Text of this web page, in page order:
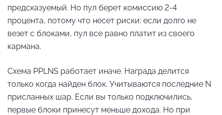
предсказуемый. Но пул берет комиссию 2-4
процента, потому что несет риски: если долго не
везет с блоками, пул все равно платит из своего
кармана.
Схема PPLNS работает иначе. Награда делится
только когда найден блок. Учитываются последние N
присланных шар. Если вы только подключились,
первые блоки принесут меньше дохода. Но при